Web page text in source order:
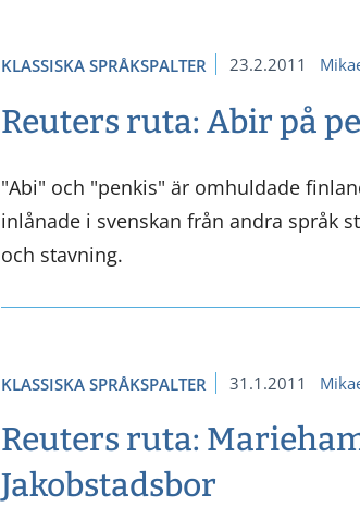
KLASSISKA SPRÅKSPALTER 23.2.2011
Reuters ruta: Abir på
"Abi" och "penkis" är omhuldade
inlånade i svenskan från andra språk
och stavning.
KLASSISKA SPRÅKSPALTER 31.1.2011
Reuters ruta:
Jakobstadsbor